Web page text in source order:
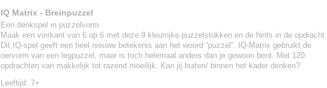
IQ Matrix - Breinpuzzel
Een denkspel in puzzelvorm
Maak een vierkant van 6 op 6 met deze 9 kleurrijke puzzelstukken en de hints in de opdracht.
Dit IQ-spel geeft een heel nieuwe betekenis aan het woord “puzzel”. IQ-Matrix gebruikt de
oervorm van een legpuzzel, maar is toch helemaal anders dan je gewoon bent. Met 120
opdrachten van makkelijk tot razend moeilijk. Kan jij buiten/ binnen het kader denken?
Leeftijd: 7+